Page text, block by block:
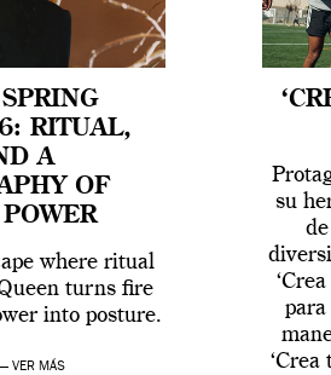
RITUAL,
A
OF
where ritual
turns fire
into posture.
—VER MÁS
su
‘Crea